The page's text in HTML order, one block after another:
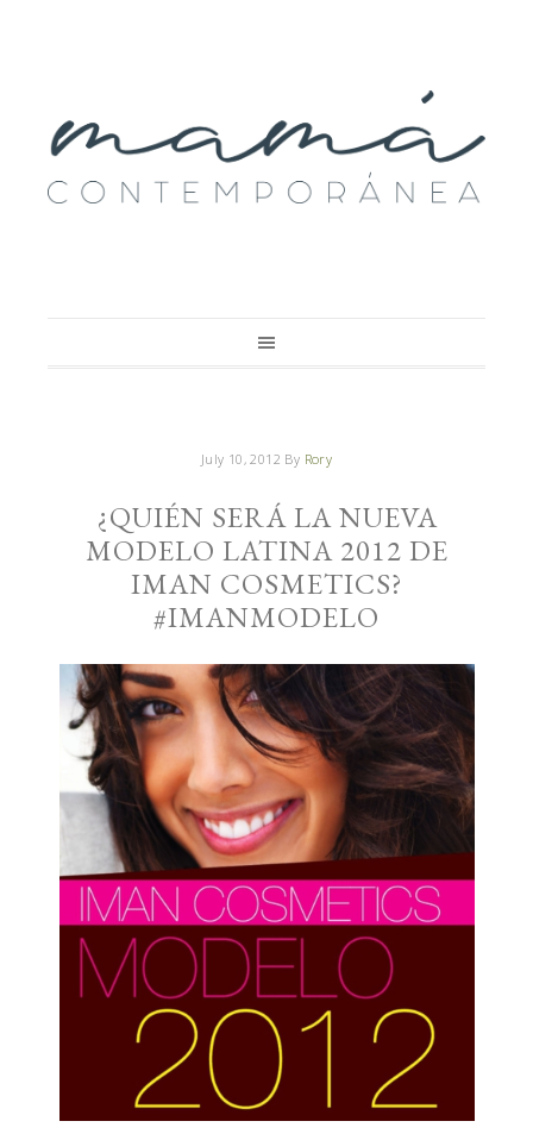
July 10, 2012 By Rory
¿QUIÉN SERÁ LA NUEVA
MODELO LATINA 2012 DE
IMAN COSMETICS?
#IMANMODELO